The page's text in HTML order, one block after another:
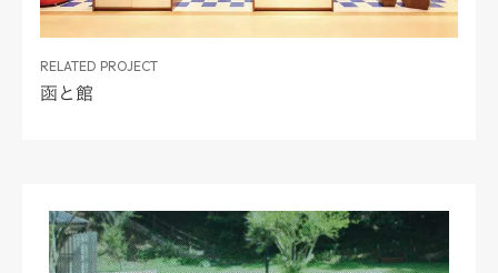
RELATED PROJECT
函と館